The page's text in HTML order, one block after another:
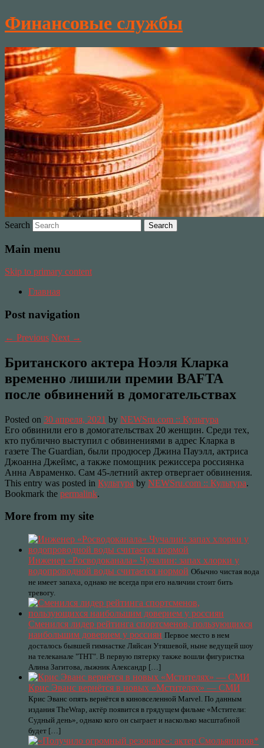
Финансовые службы
Search
Main menu
Skip to primary content
Главная
Post navigation
← Previous Next →
Британского актера Ноэля Кларка
временно лишили премии BAFTA
после обвинений в домогательствах
Posted on 30 апреля, 2021 by NEWSru.com :: Культура
Его обвинили его в домогательствах 20 женщин. Среди тех,
кто публично выступил с обвинениями в адрес Кларка в
газете The Guardian, были продюсер Джина Пауэлл, актриса
Джоанна Джеймс, а также помощник режиссера россиянка
Анна Авраменко. Сам 45-летний актер отвергает обвинения.
This entry was posted in Культура by NEWSru.com :: Культура.
Bookmark the permalink.
More from my site
Инженер «Росводоканала» Чучалин: запах хлорки у
водопроводной воды считается нормой Обычно чистая вода
не имеет запаха, однако не всегда при его наличии стоит бить
тревогу.
Сменился лидер рейтинга спортсменов, пользующихся
наибольшим доверием у россиян Первое место в нем
досталось бывшей гимнастке Ляйсан Утяшевой, ныне ведущей шоу
на телеканале "ТНТ". В первую пятерку также вошли фигуристка
Алина Загитова, лыжник Александр […]
Крис Эванс вернётся в новых «Мстителях» — СМИ
Крис Эванс опять вернётся в киновселенной Marvel. По данным
издания TheWrap, актёр появится в грядущем фильме «Мстители:
Судный день», однако кого он сыграет и насколько масштабной
будет […]